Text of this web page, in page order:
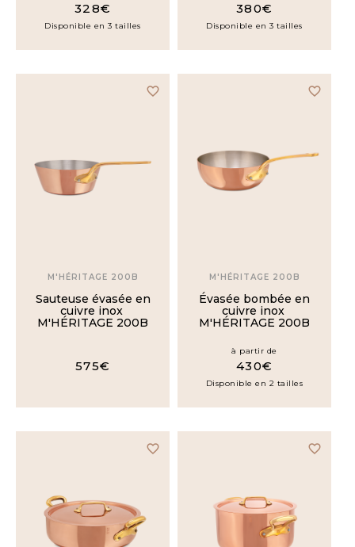
328€
Disponible en 3 tailles
380€
Disponible en 3 tailles
favorite_border
M'HÉRITAGE 200B
Sauteuse évasée en
cuivre inox
M'HÉRITAGE 200B
575€
favorite_border
M'HÉRITAGE 200B
Évasée bombée en
cuivre inox
M'HÉRITAGE 200B
à partir de
430€
Disponible en 2 tailles
favorite_border favorite_border